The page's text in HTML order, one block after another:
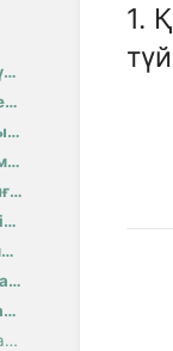
1. Қарапайым хабарландыру жасау үшін жоғарғы жолақтағы Жасау түймесін, одан кейін Жарнаманы жасау тү
2. Жаңа хабарландыру жасау терезесінде Телефон, Электрондық пошта, Мекенжай өрістерін толтырыңыз:
3. Аймақ (аймақ) өрісінде ашылмалы тізімнен қажетті опцияны таңдаңыз:
4. Тип сипат өрісінде ашылмалы тізімнен қажетті түрді таңдаңыз:
5. Объектінің атауы жолында Салынған жылы, Учаскенің ауданы, Бөлменің ауданы, Деңгейлердің саны өріс
6. Қала/Аймақ өрісінде ашылмалы тізімнен қажетті қаланы немесе аймақты таңдаңыз:
7. Меншік орны мекенжайы өрісіне мекенжайды енгізіңіз:
8. Ауыртпалықтың болуы өрісінде қажетті опцияны таңдаңыз:
9. Қажет болса, «kz» түймесін басу арқылы ашылмалы тізімнен тілді таңдаңыз:
10. Хабарландыру тақырыбы және Хабарландыру сипаттамасы өрістерінде нысанның сипаттамасы пайда болад
1.